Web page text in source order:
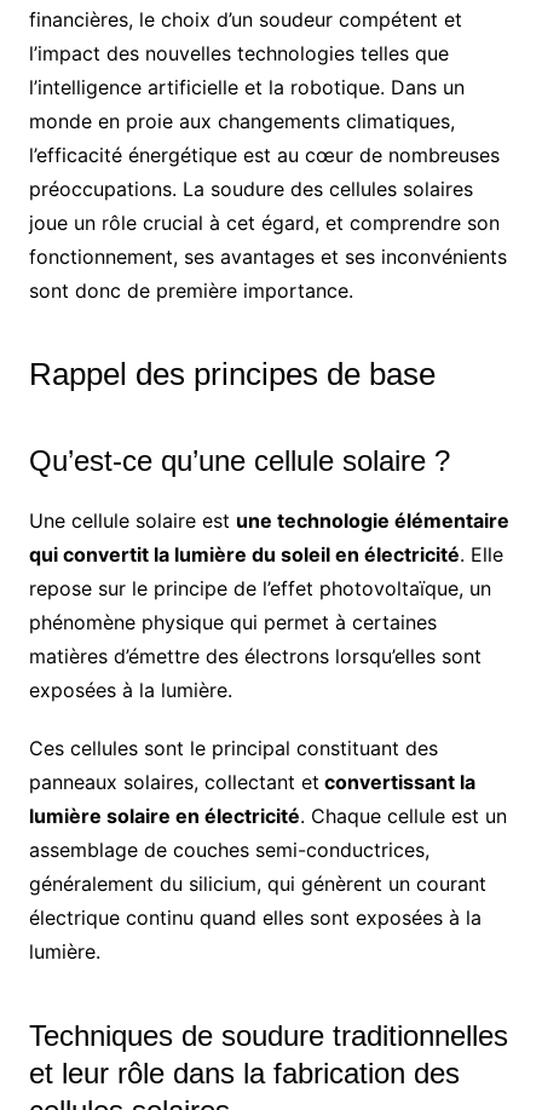
financières, le choix d’un soudeur compétent et
l’impact des nouvelles technologies telles que
l’intelligence artificielle et la robotique. Dans un
monde en proie aux changements climatiques,
l’efficacité énergétique est au cœur de nombreuses
préoccupations. La soudure des cellules solaires
joue un rôle crucial à cet égard, et comprendre son
fonctionnement, ses avantages et ses inconvénients
sont donc de première importance.
Rappel des principes de base
Qu’est-ce qu’une cellule solaire ?
Une cellule solaire est une technologie élémentaire
qui convertit la lumière du soleil en électricité. Elle
repose sur le principe de l’effet photovoltaïque, un
phénomène physique qui permet à certaines
matières d’émettre des électrons lorsqu’elles sont
exposées à la lumière.
Ces cellules sont le principal constituant des
panneaux solaires, collectant et convertissant la
lumière solaire en électricité. Chaque cellule est un
assemblage de couches semi-conductrices,
généralement du silicium, qui génèrent un courant
électrique continu quand elles sont exposées à la
lumière.
Techniques de soudure traditionnelles
et leur rôle dans la fabrication des